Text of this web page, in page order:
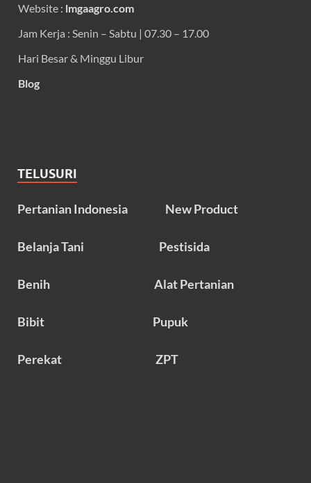
Website : lmgaagro.com
Jam Kerja : Senin – Sabtu | 07.30 – 17.00
Hari Besar & Minggu Libur
Blog
TELUSURI
Pertanian Indonesia New Product
Belanja Tani Pestisida
Benih Alat Pertanian
Bibit Pupuk
Perekat ZPT